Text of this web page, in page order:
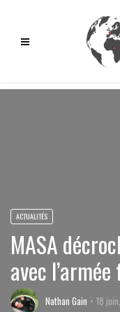
ACTUALITÉS
MASA
avec
Nathan Gain 18